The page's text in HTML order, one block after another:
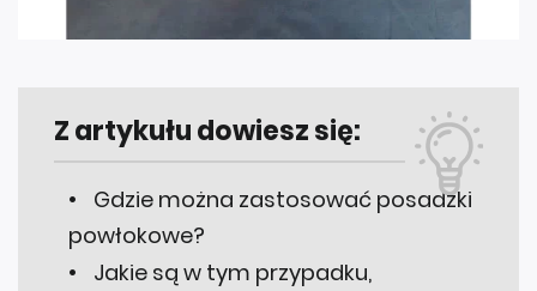
Z artykułu dowiesz się:
Gdzie można zastosować posadzki
powłokowe?
Jakie są w tym przypadku,